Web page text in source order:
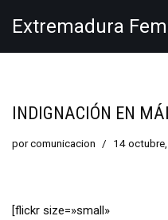
Extremadura
INDIGNACIÓN EN
porcomunicacion 14
[flickr size=»small»